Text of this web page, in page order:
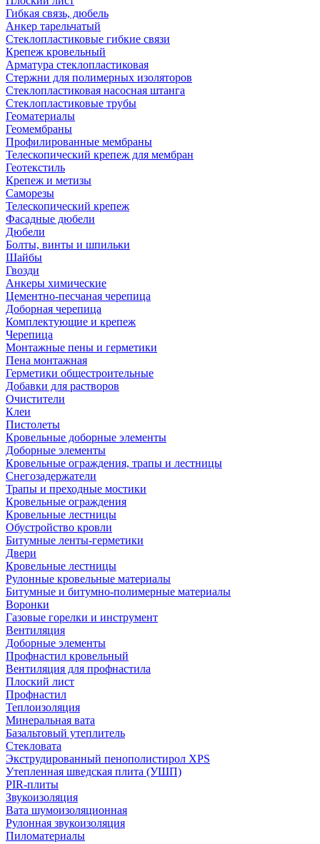
Гибкая связь, дюбель
Анкер тарельчатый
Стеклопластиковые гибкие связи
Крепеж кровельный
Арматура стеклопластиковая
Стержни для полимерных изоляторов
Стеклопластиковая насосная штанга
Стеклопластиковые трубы
Геоматериалы
Геомембраны
Профилированные мембраны
Телескопический крепеж для мембран
Геотекстиль
Крепеж и метизы
Саморезы
Телескопический крепеж
Фасадные дюбели
Дюбели
Болты, винты и шпильки
Шайбы
Гвозди
Анкеры химические
Цементно-песчаная черепица
Доборная черепица
Комплектующие и крепеж
Черепица
Монтажные пены и герметики
Пена монтажная
Герметики общестроительные
Добавки для растворов
Очистители
Клеи
Пистолеты
Кровельные доборные элементы
Доборные элементы
Кровельные ограждения, трапы и лестницы
Снегозадержатели
Трапы и преходные мостики
Кровельные ограждения
Кровельные лестницы
Обустройство кровли
Битумные ленты-герметики
Двери
Кровельные лестницы
Рулонные кровельные материалы
Битумные и битумно-полимерные материалы
Воронки
Газовые горелки и инструмент
Вентиляция
Доборные элементы
Профнастил кровельный
Вентиляция для профнастила
Плоский лист
Профнастил
Теплоизоляция
Минеральная вата
Базальтовый утеплитель
Стекловата
Экструдированный пенополистирол XPS
Утепленная шведская плита (УШП)
PIR-плиты
Звукоизоляция
Вата шумоизоляционная
Рулонная звукоизоляция
Пиломатериалы